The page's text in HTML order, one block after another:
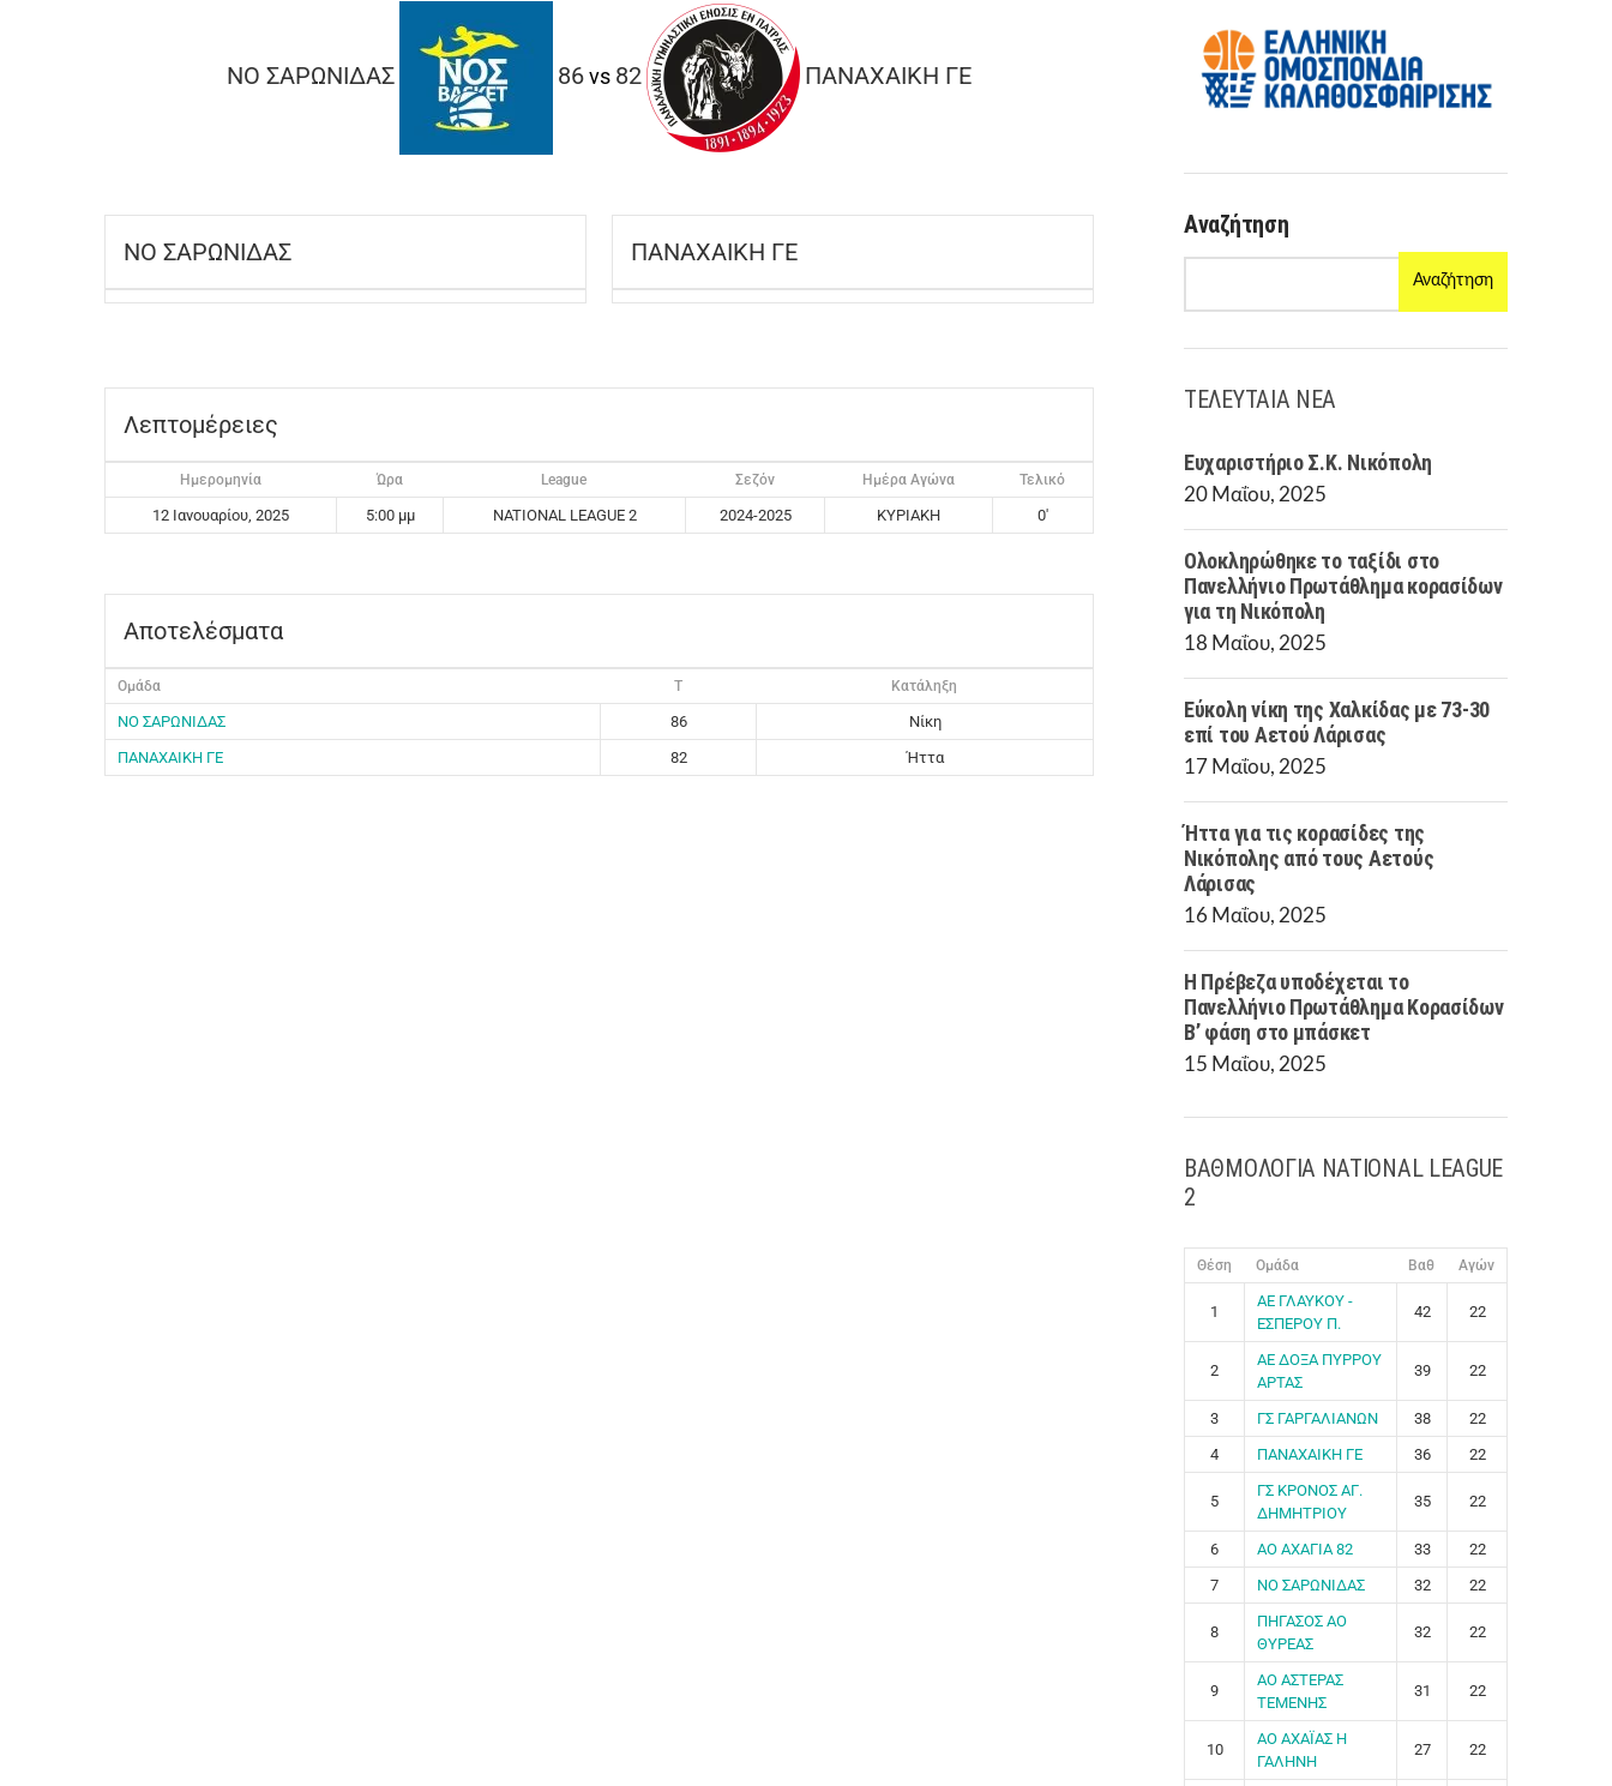
ΝΟ ΣΑΡΩΝΙΔΑΣ 86vs 82 ΠΑΝΑΧΑΙΚΗ ΓΕ
ΝΟ ΣΑΡΩΝΙΔΑΣ ΠΑΝΑΧΑΙΚΗ ΓΕ
Λεπτομέρειες
Ημερομηνία Ώρα League Σεζόν Ημέρα Αγώνα Τελικό
12 Ιανουαρίου, 2025 5:00 μμ NATIONAL LEAGUE 2 2024-2025 ΚΥΡΙΑΚΗ 0'
Αποτελέσματα
Ομάδα T Κατάληξη
ΝΟ ΣΑΡΩΝΙΔΑΣ 86
Νίκη
ΠΑΝΑΧΑΙΚΗ ΓΕ
82 Ήττα
Αναζήτηση
Αναζήτηση
ΤΕΛΕΥΤΑΙΑ ΝΕΑ
Ευχαριστήριο Σ.Κ. Νικόπολη
20 Μαΐου, 2025
Ολοκληρώθηκε το ταξίδι στο
Πανελλήνιο Πρωτάθλημα κορασίδων
για τη Νικόπολη
18 Μαΐου, 2025
Εύκολη νίκη της Χαλκίδας με 73-30
επί του Αετού Λάρισας
17 Μαΐου, 2025
Ήττα για τις κορασίδες της
Νικόπολης από τους Αετούς
Λάρισας
16 Μαΐου, 2025
Η Πρέβεζα υποδέχεται το
Πανελλήνιο Πρωτάθλημα Κορασίδων
Β’ φάση στο μπάσκετ
15 Μαΐου, 2025
ΒΑΘΜΟΛΟΓΙΑ NATIONAL LEAGUE
2
Θέση Ομάδα Βαθ Αγών
1
ΑΕ ΓΛΑΥΚΟΥ -
ΕΣΠΕΡΟΥ Π.
42 22
2
ΑΕ ΔΟΞΑ ΠΥΡΡΟΥ
ΑΡΤΑΣ
39 22
3 ΓΣ ΓΑΡΓΑΛΙΑΝΩΝ 38
22
4
ΠΑΝΑΧΑΙΚΗ ΓΕ 36 22
5
ΓΣ ΚΡΟΝΟΣ ΑΓ.
ΔΗΜΗΤΡΙΟΥ
35 22
6 ΑΟ ΑΧΑΓΙΑ 82 33
22
7
ΝΟ ΣΑΡΩΝΙΔΑΣ 32 22
8
ΠΗΓΑΣΟΣ ΑΟ
ΘΥΡΕΑΣ
32 22
9
ΑΟ ΑΣΤΕΡΑΣ
ΤΕΜΕΝΗΣ
31 22
10
ΑΟ ΑΧΑΪΑΣ Η
ΓΑΛΗΝΗ
27 22